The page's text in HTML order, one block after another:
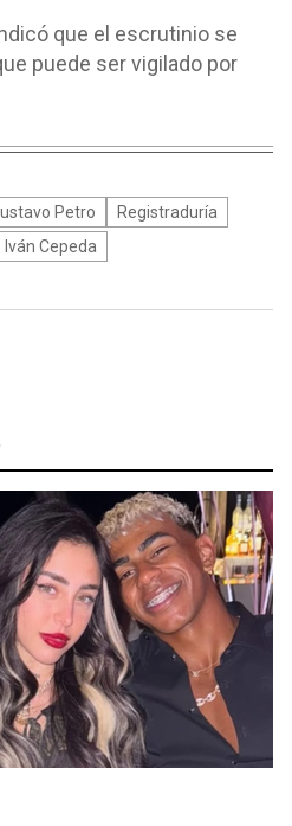
que el escrutinio se
puede ser vigilado por
Petro
Registraduría
Iván Cepeda